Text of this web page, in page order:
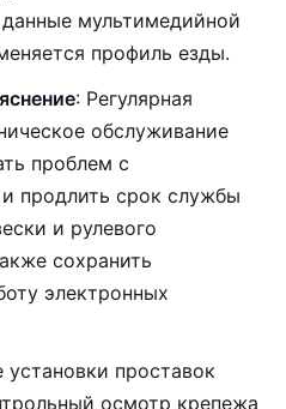
мультимедийной
профиль езды.
: Регулярная
обслуживание
проблем с
продлить срок службы
и рулевого
сохранить
электронных
установки проставок
осмотр крепежа